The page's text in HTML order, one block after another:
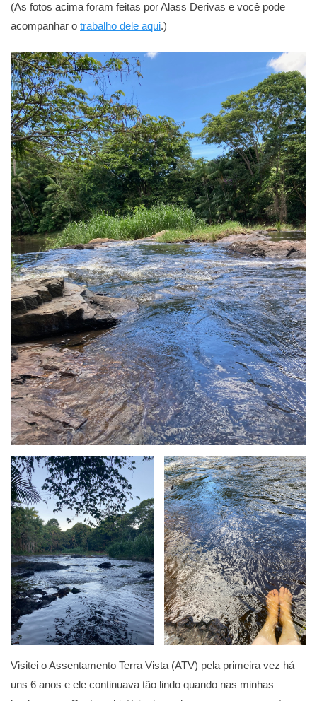
(As fotos acima foram feitas por Alass Derivas e você pode
acompanhar o trabalho dele aqui.)
Visitei o Assentamento Terra Vista (ATV) pela primeira vez há
uns 6 anos e ele continuava tão lindo quando nas minhas